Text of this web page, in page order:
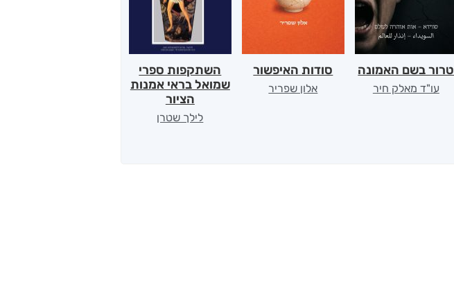
טרור בשם האמונה
עו"ד מאלק חיר
סודות האיפשור
אלון שפריר
השתקפות ספרי
שמואל בראי אמנות
הציור
לילך שטרן